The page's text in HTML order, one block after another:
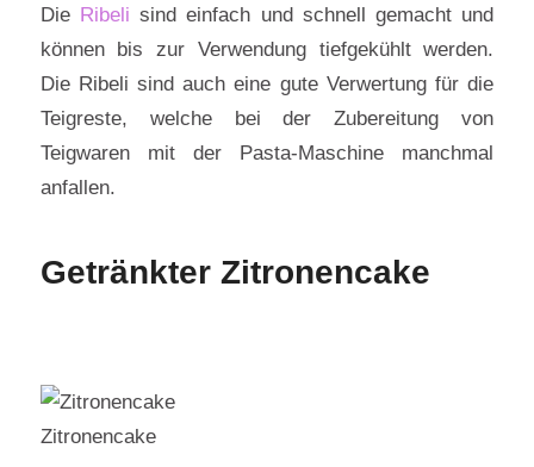
Die Ribelisind einfach und schnell gemacht und
können bis zur Verwendung tiefgekühlt werden.
Die Ribeli sind auch eine gute Verwertung für die
Teigreste, welche bei der Zubereitung von
Teigwaren mit der Pasta-Maschine manchmal
anfallen.
Getränkter Zitronencake
Zitronencake